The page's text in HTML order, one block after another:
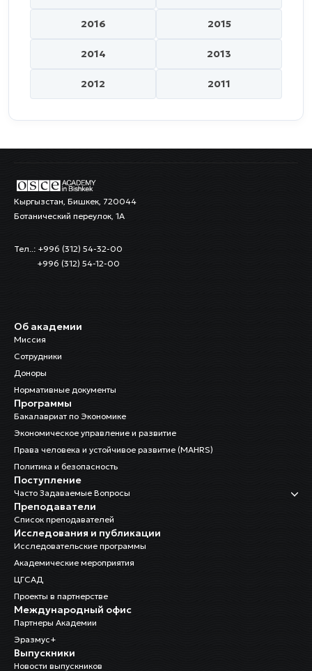
2016 2015
2014 2013
2012 2011
Кыргызстан, Бишкек, 720044
Ботанический переулок, 1А
Тел..: +996 (312) 54-32-00
+996 (312) 54-12-00
Об академии
Миссия
Сотрудники
Доноры
Нормативные документы
Программы
Бакалавриат по Экономике
Экономическое управление и развитие
Права человека и устойчивое развитие (MAHRS)
Политика и безопасность
Поступление
Часто Задаваемые Вопросы
Преподаватели
Список преподавателей
Исследования и публикации
Исследовательские программы
Академические мероприятия
ЦГСАД
Проекты в партнерстве
Международный офис
Партнеры Академии
Эразмус+
Выпускники
Новости выпускников